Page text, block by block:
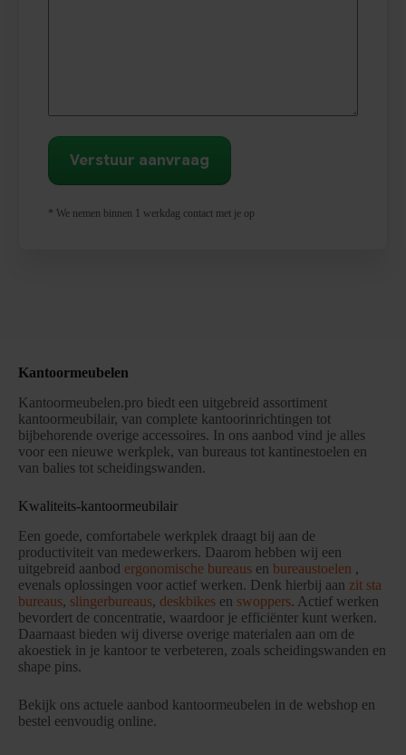
* We nemen binnen 1 werkdag contact met je op
Kantoormeubelen
Kantoormeubelen.pro biedt een uitgebreid assortiment
kantoormeubilair, van complete kantoorinrichtingen tot
bijbehorende overige accessoires. In ons aanbod vind je alles
voor een nieuwe werkplek, van bureaus tot kantinestoelen en
van balies tot scheidingswanden.
Kwaliteits-kantoormeubilair
Een goede, comfortabele werkplek draagt bij aan de
productiviteit van medewerkers. Daarom hebben wij een
uitgebreid aanbod ergonomische bureaus en bureaustoelen ,
evenals oplossingen voor actief werken. Denk hierbij aan zit sta
bureaus, slingerbureaus, deskbikes en swoppers. Actief werken
bevordert de concentratie, waardoor je efficiënter kunt werken.
Daarnaast bieden wij diverse overige materialen aan om de
akoestiek in je kantoor te verbeteren, zoals scheidingswanden en
shape pins.
Bekijk ons actuele aanbod kantoormeubelen in de webshop en
bestel eenvoudig online.